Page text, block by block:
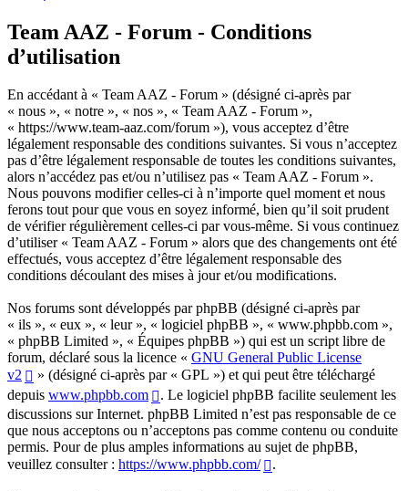
Team AAZ - Forum - Conditions
d’utilisation
En accédant à « Team AAZ - Forum » (désigné ci-après par
« nous », « notre », « nos », « Team AAZ - Forum »,
« https://www.team-aaz.com/forum »), vous acceptez d’être
légalement responsable des conditions suivantes. Si vous n’acceptez
pas d’être légalement responsable de toutes les conditions suivantes,
alors n’accédez pas et/ou n’utilisez pas « Team AAZ - Forum ».
Nous pouvons modifier celles-ci à n’importe quel moment et nous
ferons tout pour que vous en soyez informé, bien qu’il soit prudent
de vérifier régulièrement celles-ci par vous-même. Si vous continuez
d’utiliser « Team AAZ - Forum » alors que des changements ont été
effectués, vous acceptez d’être légalement responsable des
conditions découlant des mises à jour et/ou modifications.
Nos forums sont développés par phpBB (désigné ci-après par
« ils », « eux », « leur », « logiciel phpBB », « www.phpbb.com »,
« phpBB Limited », « Équipes phpBB ») qui est un script libre de
forum, déclaré sous la licence « GNU General Public License
v2
» (désigné ci-après par « GPL ») et qui peut être téléchargé
depuis www.phpbb.com
. Le logiciel phpBB facilite seulement les
discussions sur Internet. phpBB Limited n’est pas responsable de ce
que nous acceptons ou n’acceptons pas comme contenu ou conduite
permis. Pour de plus amples informations au sujet de phpBB,
veuillez consulter : https://www.phpbb.com/ .